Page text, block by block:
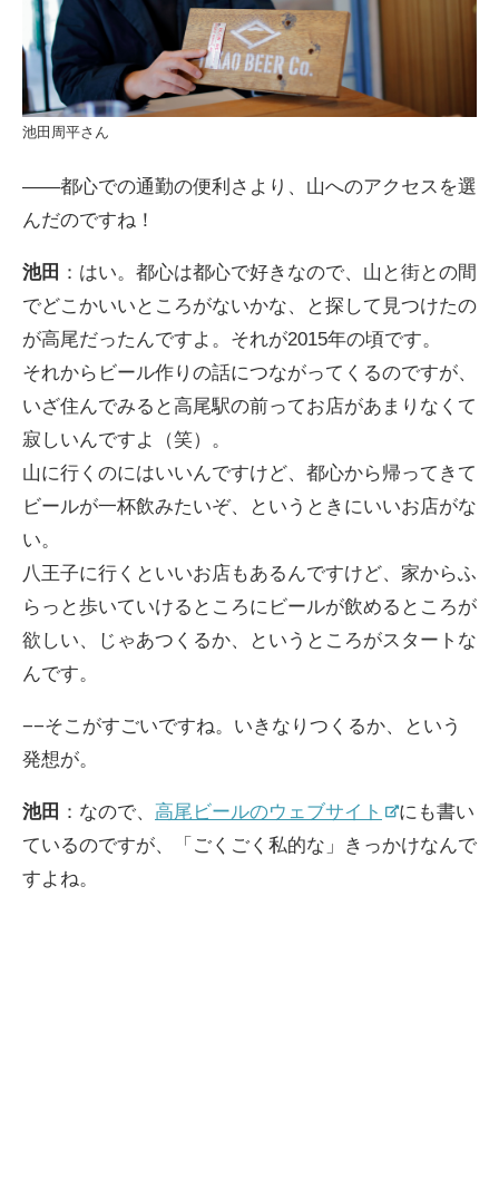
池田周平さん
――都心での通勤の便利さより、山へのアクセスを選
んだのですね！
池田 ：はい。都心は都心で好きなので、山と街との間
でどこかいいところがないかな、と探して見つけたの
が高尾だったんですよ。それが2015年の頃です。
それからビール作りの話につながってくるのですが、
いざ住んでみると高尾駅の前ってお店があまりなくて
寂しいんですよ（笑）。
山に行くのにはいいんですけど、都心から帰ってきて
ビールが一杯飲みたいぞ、というときにいいお店がな
い。
八王子に行くといいお店もあるんですけど、家からふ
らっと歩いていけるところにビールが飲めるところが
欲しい、じゃあつくるか、というところがスタートな
んです。
−−そこがすごいですね。いきなりつくるか、という
発想が。
池田 ：なので、 高尾ビールのウェブサイト
にも書い
ているのですが、「ごくごく私的な」きっかけなんで
すよね。